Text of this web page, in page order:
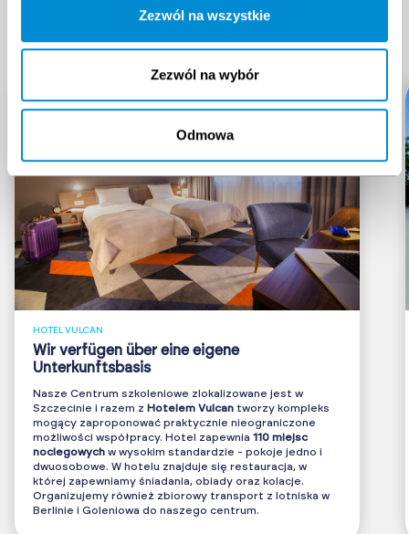
Zezwól na wszystkie
Zezwól na wybór
Odmowa
HOTEL VULCAN
Wir verfügen über eine eigene
Unterkunftsbasis
Nasze Centrum szkoleniowe zlokalizowane jest w
Szczecinie i razem z Hotelem Vulcantworzy kompleks
mogący zaproponować praktycznie nieograniczone
możliwości współpracy. Hotel zapewnia 110 miejsc
noclegowychw wysokim standardzie - pokoje jedno i
dwuosobowe. W hotelu znajduje się restauracja, w
której zapewniamy śniadania, obiady oraz kolacje.
Organizujemy również zbiorowy transport z lotniska w
Berlinie i Goleniowa do naszego centrum.